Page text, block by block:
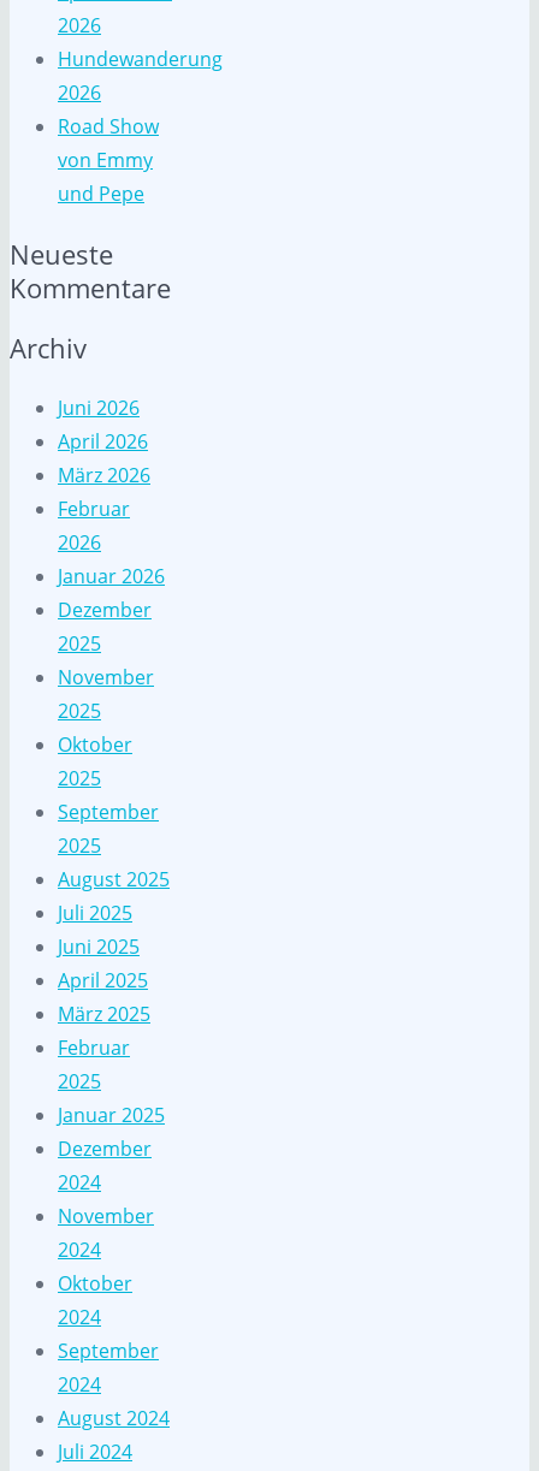
2026
Hundewanderung
2026
Road Show
von Emmy
und Pepe
Neueste
Kommentare
Archiv
Juni 2026
April 2026
März 2026
Februar
2026
Januar 2026
Dezember
2025
November
2025
Oktober
2025
September
2025
August 2025
Juli 2025
Juni 2025
April 2025
März 2025
Februar
2025
Januar 2025
Dezember
2024
November
2024
Oktober
2024
September
2024
August 2024
Juli 2024